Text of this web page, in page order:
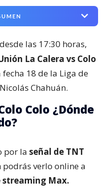
desde las 17:30 horas,
La Calera vs Colo
18 de la Liga de
Chahuán.
Colo ¿Dónde
por la señal de TNT
verlo online a
Max.